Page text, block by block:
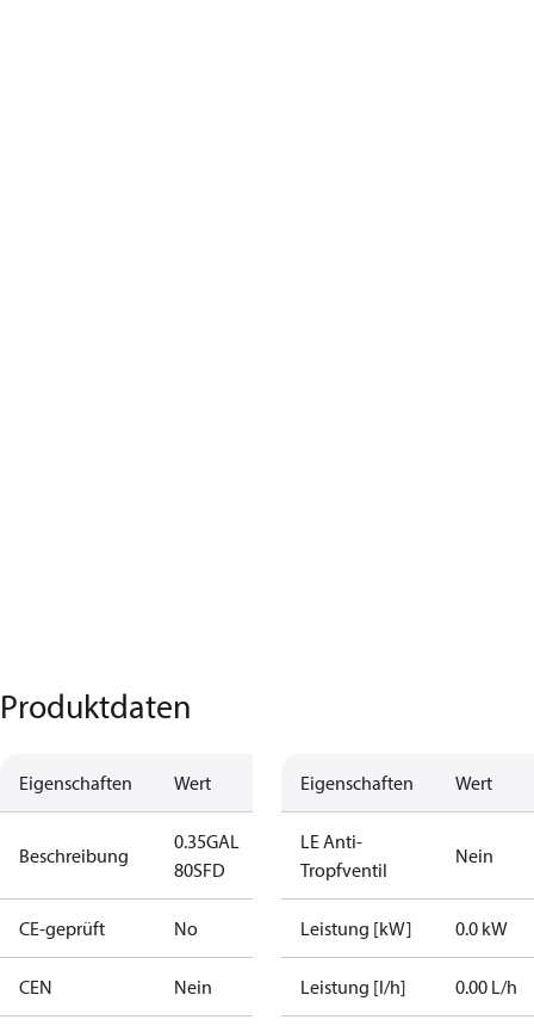
Produktdaten
Eigenschaften Wert
Beschreibung
0.35GAL
80SFD
CE-geprüft No
CEN Nein
Eigenschaften Wert
LE Anti-
Tropfventil
Nein
Leistung [kW] 0.0 kW
Leistung [l/h] 0.00 L/h